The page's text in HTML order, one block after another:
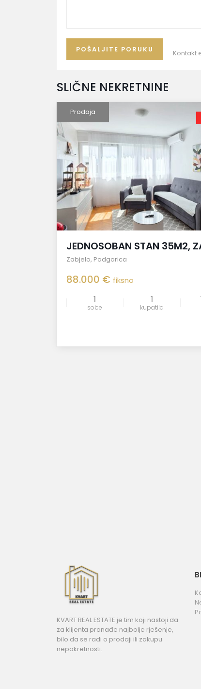
Kontakt
SLIČNE NEKRETNINE
Prodaja
JEDNOSOBAN STAN 35M2,
Zabjelo, Podgorica
88.000 € fiksno
1
sobe
1
kupatila
KVART REAL ESTATE je tim koji nastoji da
za klijenta pronađe najbolje rješenje,
bilo da se radi o prodaji ili zakupu
nepokretnosti.